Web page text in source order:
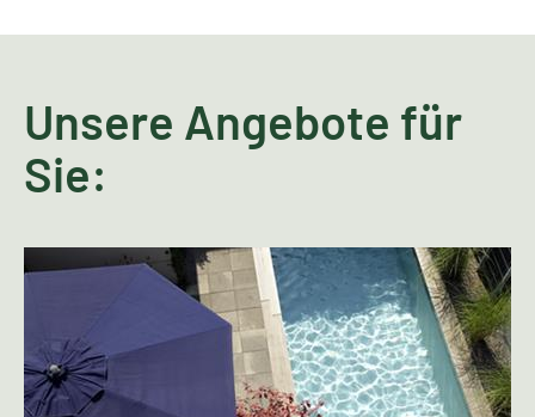
Unsere Angebote für
Sie: